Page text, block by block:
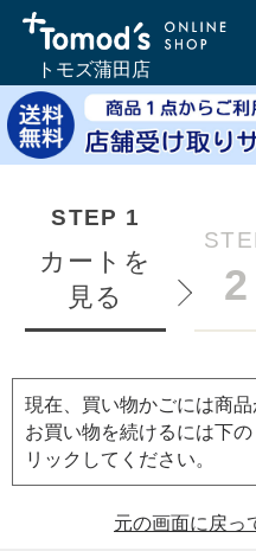
トモズ蒲田店
STEP 1
カートを
見る
2
現在、買い物かごには商品
お買い物を続けるには下
リックしてください。
元の画面に戻っ